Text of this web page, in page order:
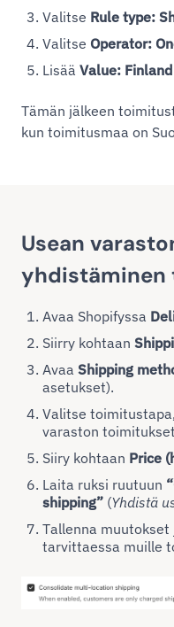
Valitse Rule type:
Valitse Operator:
Lisää Value: Finland
Tämän jälkeen
kun toimitusmaa on
Usean
yhdistäminen
Avaa Shopifyssa
Siirry kohtaan
Avaa Shipping
asetukset).
Valitse
varaston
Siiry kohtaan Price
Laita ruksi ruutuun
shipping” (Yhdistä
Tallenna
tarvittaessa muille